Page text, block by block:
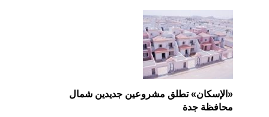
«الإسكان» تطلق مشروعين جديدين شمال
محافظة جدة